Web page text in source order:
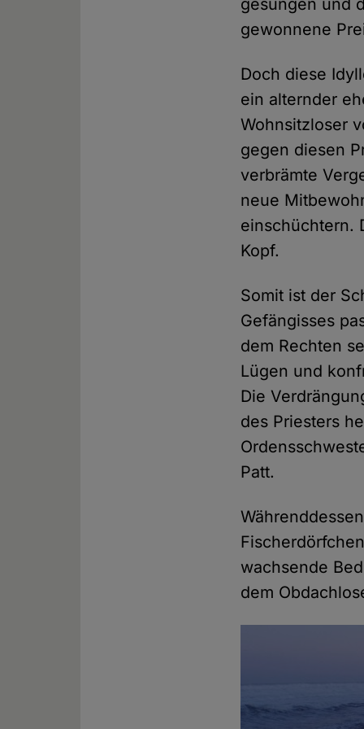
gesungen und
gewonnene
Doch diese
ein alternder
Wohnsitzloser
gegen diesen
verbrämte
neue
einschüchtern.
Kopf.
Somit ist der
Gefängisses
dem Rechten
Lügen und
Die
des Priesters
Patt.
wachsende
dem